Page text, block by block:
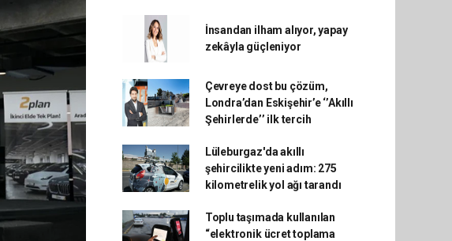
İnsandan ilham alıyor, yapay
zekâyla güçleniyor
Çevreye dost bu çözüm,
Londra’dan Eskişehir’e ‘’Akıllı
Şehirlerde’’ ilk tercih
Lüleburgaz'da akıllı
şehircilikte yeni adım: 275
kilometrelik yol ağı tarandı
Toplu taşımada kullanılan
“elektronik ücret toplama